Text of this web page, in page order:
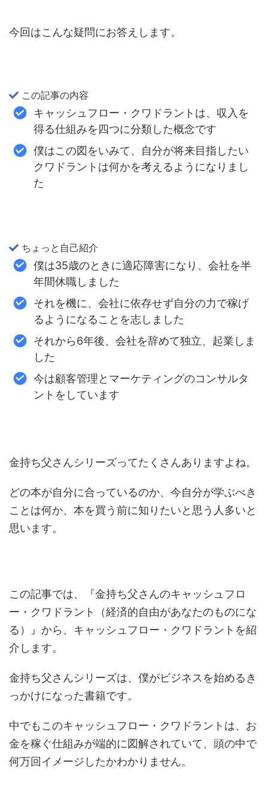
今回はこんな疑問にお答えします。
この記事の内容
キャッシュフロー・クワドラントは、収入を
得る仕組みを四つに分類した概念です
僕はこの図をいみて、自分が将来目指したい
クワドラントは何かを考えるようになりまし
た
ちょっと自己紹介
僕は35歳のときに適応障害になり、会社を半
年間休職しました
それを機に、会社に依存せず自分の力で稼げ
るようになることを志しました
それから6年後、会社を辞めて独立、起業しま
した
今は顧客管理とマーケティングのコンサルタ
ントをしています
金持ち父さんシリーズってたくさんありますよね。
どの本が自分に合っているのか、今自分が学ぶべき
ことは何か、本を買う前に知りたいと思う人多いと
思います。
この記事では、『金持ち父さんのキャッシュフロ
ー・クワドラント（経済的自由があなたのものにな
る）』から、キャッシュフロー・クワドラントを紹
介します。
金持ち父さんシリーズは、僕がビジネスを始めるき
っかけになった書籍です。
中でもこのキャッシュフロー・クワドラントは、お
金を稼ぐ仕組みが端的に図解されていて、頭の中で
何万回イメージしたかわかりません。